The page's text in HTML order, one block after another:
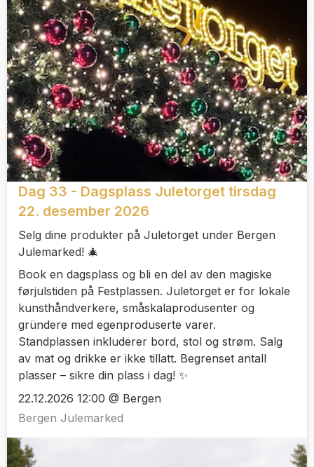
Dag 33 - Dagsplass Juletorget tirsdag
22. desember 2026
Selg dine produkter på Juletorget under Bergen
Julemarked! 🎄
Book en dagsplass og bli en del av den magiske
førjulstiden på Festplassen. Juletorget er for lokale
kunsthåndverkere, småskalaprodusenter og
gründere med egenproduserte varer.
Standplassen inkluderer bord, stol og strøm. Salg
av mat og drikke er ikke tillatt. Begrenset antall
plasser – sikre din plass i dag! ✨
22.12.2026 12:00 @ Bergen
Bergen Julemarked